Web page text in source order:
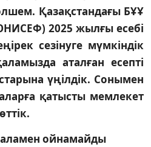
Қазақстандағы БҰҰ
2025 жылғы есебі
сезінуге мүмкіндік
аталған есепті
үңілдік. Сонымен
қатысты мемлекет
ойнамайды